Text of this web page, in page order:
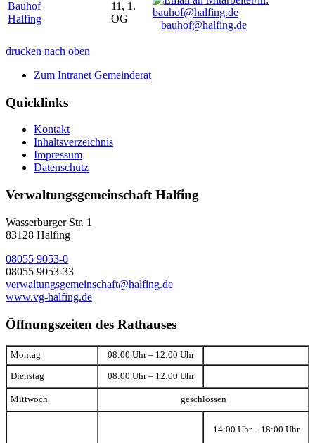
Bauhof
Halfing
11, 1.
OG
bauhof@halfing.de
drucken nach oben
Zum Intranet Gemeinderat
Quicklinks
Kontakt
Inhaltsverzeichnis
Impressum
Datenschutz
Verwaltungsgemeinschaft Halfing
Wasserburger Str. 1
83128 Halfing
08055 9053-0
08055 9053-33
verwaltungsgemeinschaft@halfing.de
www.vg-halfing.de
Öffnungszeiten des Rathauses
Montag 08:00 Uhr – 12:00 Uhr
Dienstag 08:00 Uhr – 12:00 Uhr
Mittwoch geschlossen
14:00 Uhr – 18:00 Uhr